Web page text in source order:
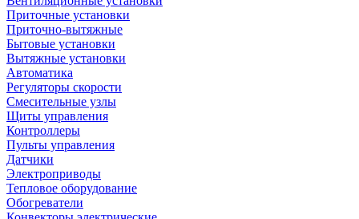
Приточные установки
Приточно-вытяжные
Бытовые установки
Вытяжные установки
Автоматика
Регуляторы скорости
Смесительные узлы
Щиты управления
Контроллеры
Пульты управления
Датчики
Электроприводы
Тепловое оборудование
Обогреватели